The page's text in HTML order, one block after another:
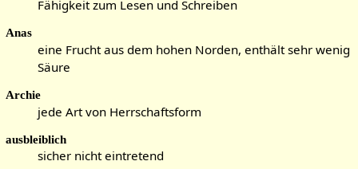
u
s
n
Fähigkeit zum Lesen und Schreiben
Anas
eine Frucht aus dem hohen Norden, enthält sehr wenig
Säure
Archie
jede Art von Herrschaftsform
ausbleiblich
sicher nicht eintretend